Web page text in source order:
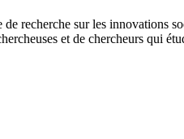
recherche sur les innovations
et de chercheurs qui